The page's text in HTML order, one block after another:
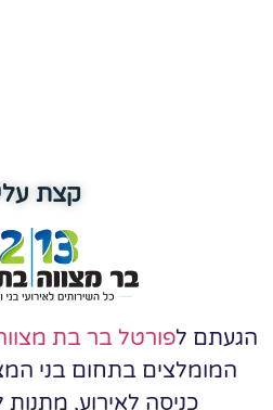
קצת
הגעתם לפורטל בר בת
המומלצים בתחום בני
כניסה לאירוע, מתנות